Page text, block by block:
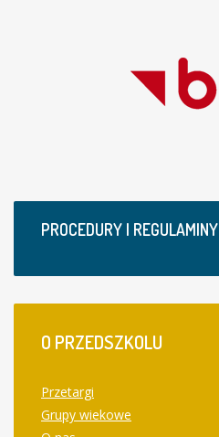
PROCEDURY I REGULAMINY
O PRZEDSZKOLU
Przetargi
Grupy wiekowe